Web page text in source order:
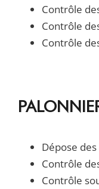
Contrôle
Contrôle
Contrôle
Dépose
Contrôle
Contrôle